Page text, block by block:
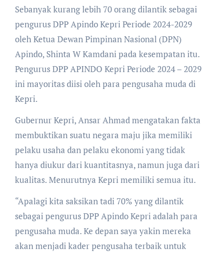
Sebanyak kurang lebih 70 orang dilantik sebagai
pengurus DPP Apindo Kepri Periode 2024-2029
oleh Ketua Dewan Pimpinan Nasional (DPN)
Apindo, Shinta W Kamdani pada kesempatan itu.
Pengurus DPP APINDO Kepri Periode 2024 – 2029
ini mayoritas diisi oleh para pengusaha muda di
Kepri.
Gubernur Kepri, Ansar Ahmad mengatakan fakta
membuktikan suatu negara maju jika memiliki
pelaku usaha dan pelaku ekonomi yang tidak
hanya diukur dari kuantitasnya, namun juga dari
kualitas. Menurutnya Kepri memiliki semua itu.
“Apalagi kita saksikan tadi 70% yang dilantik
sebagai pengurus DPP Apindo Kepri adalah para
pengusaha muda. Ke depan saya yakin mereka
akan menjadi kader pengusaha terbaik untuk